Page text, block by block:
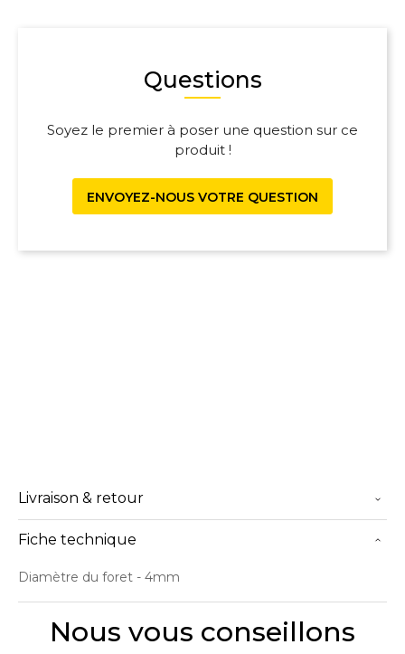
Questions
Soyez le premier à poser une question sur ce
produit !
ENVOYEZ-NOUS VOTRE QUESTION
Livraison & retour
Fiche technique
Diamètre du foret - 4mm
Nous vous conseillons